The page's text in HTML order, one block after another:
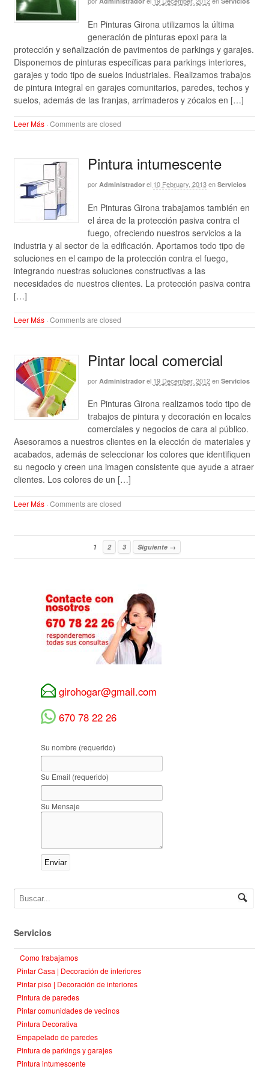
En Pinturas Girona utilizamos la última
generación de pinturas epoxi para la
protección y señalización de pavimentos de parkings y garajes.
Disponemos de pinturas específicas para parkings interiores,
garajes y todo tipo de suelos industriales. Realizamos trabajos
de pintura integral en garajes comunitarios, paredes, techos y
suelos, además de las franjas, arrimaderos y zócalos en […]
Leer Más· Comments are closed
Pintura intumescente
por Administrador el 10 February, 2013 en Servicios
En Pinturas Girona trabajamos también en
el área de la protección pasiva contra el
fuego, ofreciendo nuestros servicios a la
industria y al sector de la edificación. Aportamos todo tipo de
soluciones en el campo de la protección contra el fuego,
integrando nuestras soluciones constructivas a las
necesidades de nuestros clientes. La protección pasiva contra
[…]
Leer Más· Comments are closed
Pintar local comercial
por Administrador el 19 December, 2012 en Servicios
En Pinturas Girona realizamos todo tipo de
trabajos de pintura y decoración en locales
comerciales y negocios de cara al público.
Asesoramos a nuestros clientes en la elección de materiales y
acabados, además de seleccionar los colores que identifiquen
su negocio y creen una imagen consistente que ayude a atraer
clientes. Los colores de un […]
Leer Más· Comments are closed
1 2 3 Siguiente →
girohogar@gmail.com
670 78 22 26
Su nombre (requerido)
Su Email (requerido)
Su Mensaje
Servicios
Como trabajamos
Pintar Casa | Decoración de interiores
Pintar piso | Decoración de interiores
Pintura de paredes
Pintar comunidades de vecinos
Pintura Decorativa
Empapelado de paredes
Pintura de parkings y garajes
Pintura intumescente